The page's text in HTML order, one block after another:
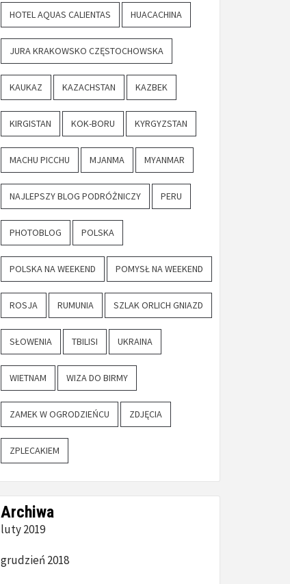
HOTEL AQUAS CALIENTAS HUACACHINA
JURA KRAKOWSKO CZĘSTOCHOWSKA
KAUKAZ KAZACHSTAN KAZBEK
KIRGISTAN KOK-BORU KYRGYZSTAN
MACHU PICCHU MJANMA MYANMAR
NAJLEPSZY BLOG PODRÓŻNICZY PERU
PHOTOBLOG POLSKA
POLSKA NA WEEKEND POMYSŁ NA WEEKEND
ROSJA RUMUNIA SZLAK ORLICH GNIAZD
SŁOWENIA TBILISI UKRAINA
WIETNAM WIZA DO BIRMY
ZAMEK W OGRODZIEŃCU ZDJĘCIA
ZPLECAKIEM
Archiwa
luty 2019
grudzień 2018